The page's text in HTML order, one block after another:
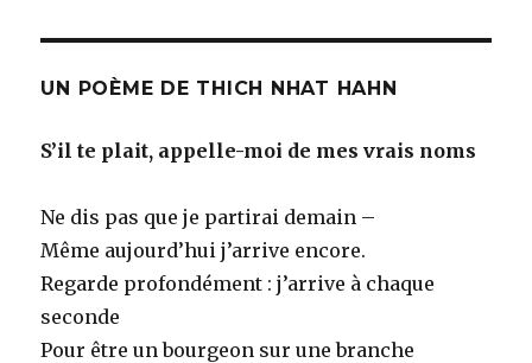
UN POÈME DE THICH NHAT HAHN
S’il te plait, appelle-moi de mes vrais noms
Ne dis pas que je partirai demain –
Même aujourd’hui j’arrive encore.
Regarde profondément : j’arrive à chaque
seconde
Pour être un bourgeon sur une branche